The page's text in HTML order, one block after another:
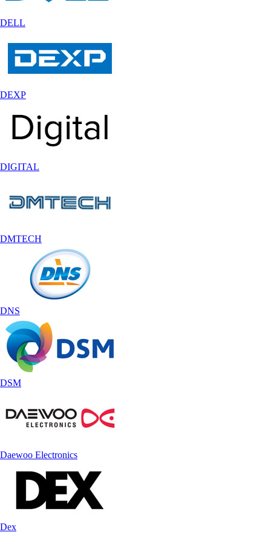
DELL
DEXP
DIGITAL
DMTECH
DNS
DSM
Daewoo Electronics
Dex